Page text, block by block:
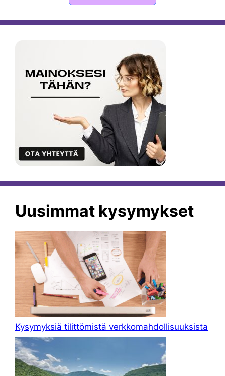
Uusimmat kysymykset
Kysymyksiä tilittömistä verkkomahdollisuuksista